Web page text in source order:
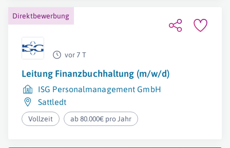
Direktbewerbung
vor 7 T
Leitung Finanzbuchhaltung (m/w/d)
ISG Personalmanagement GmbH
Sattledt
Vollzeit ab 80.000€ pro Jahr